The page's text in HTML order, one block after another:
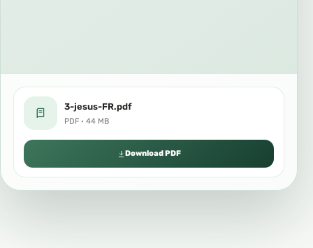
3-jesus-FR.pdf
PDF · 44 MB
Download PDF